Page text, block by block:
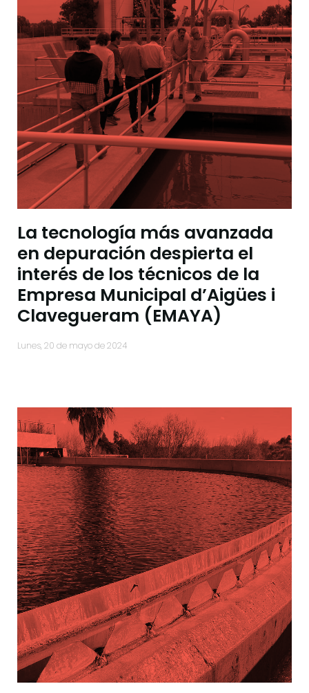
La tecnología más avanzada
en depuración despierta el
interés de los técnicos de la
Empresa Municipal d’Aigües i
Clavegueram (EMAYA)
lunes, 20 de mayo de 2024